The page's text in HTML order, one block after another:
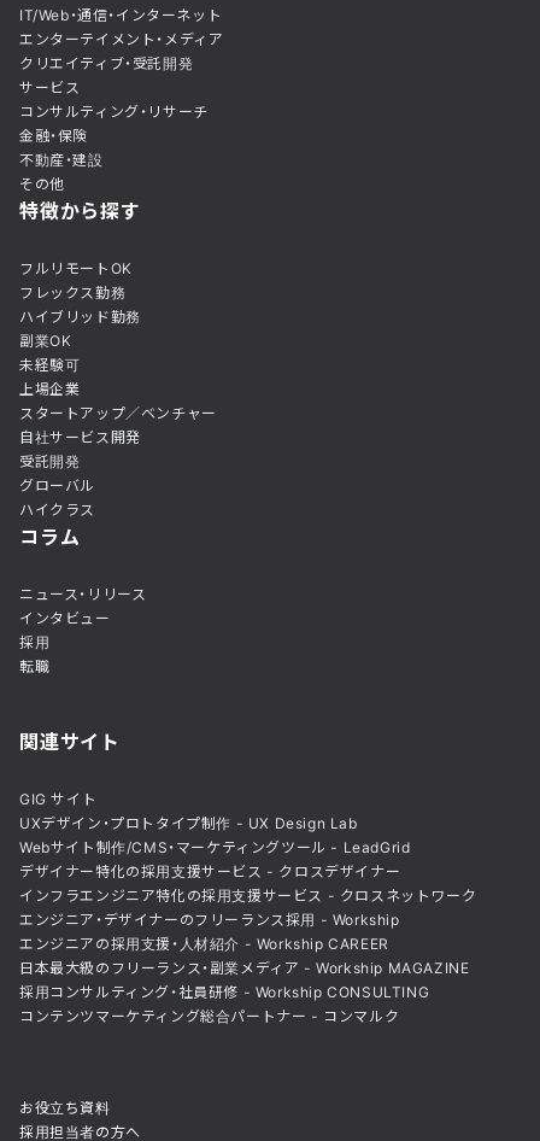
IT/Web・通信・インターネット
エンターテイメント・メディア
クリエイティブ・受託開発
サービス
コンサルティング・リサーチ
金融・保険
不動産・建設
その他
特徴から探す
フルリモートOK
フレックス勤務
ハイブリッド勤務
副業OK
未経験可
上場企業
スタートアップ／ベンチャー
自社サービス開発
受託開発
グローバル
ハイクラス
コラム
ニュース・リリース
インタビュー
採用
転職
関連サイト
GIG サイト
UXデザイン・プロトタイプ制作 - UX Design Lab
Webサイト制作/CMS・マーケティングツール - LeadGrid
デザイナー特化の採用支援サービス - クロスデザイナー
インフラエンジニア特化の採用支援サービス - クロスネットワーク
エンジニア・デザイナーのフリーランス採用 - Workship
エンジニアの採用支援・人材紹介 - Workship CAREER
日本最大級のフリーランス・副業メディア - Workship MAGAZINE
採用コンサルティング・社員研修 - Workship CONSULTING
コンテンツマーケティング総合パートナー - コンマルク
お役立ち資料
採用担当者の方へ